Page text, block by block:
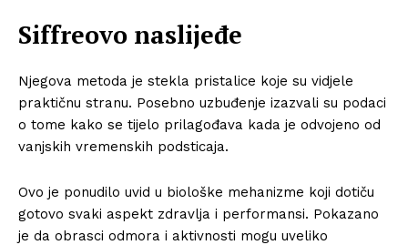
Siffreovo naslijeđe
Njegova metoda je stekla pristalice koje su vidjele
praktičnu stranu. Posebno uzbuđenje izazvali su podaci
o tome kako se tijelo prilagođava kada je odvojeno od
vanjskih vremenskih podsticaja.
Ovo je ponudilo uvid u biološke mehanizme koji dotiču
gotovo svaki aspekt zdravlja i performansi. Pokazano
je da obrasci odmora i aktivnosti mogu uveliko